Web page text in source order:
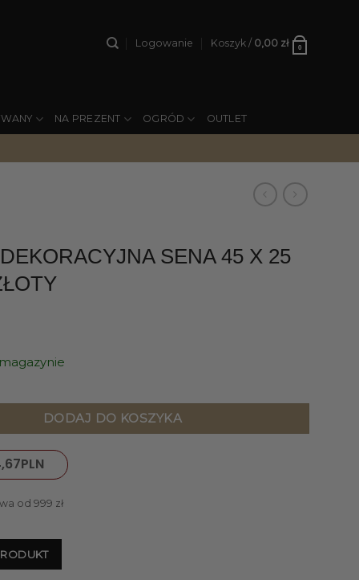
Logowanie Koszyk / 0,00 zł 0
NA PREZENT OGRÓD OUTLET
SENA 45 X 25
SENA 45 X 25 X 8 CM ZŁOTY
DODAJ DO KOSZYKA
PLN
od 999 zł